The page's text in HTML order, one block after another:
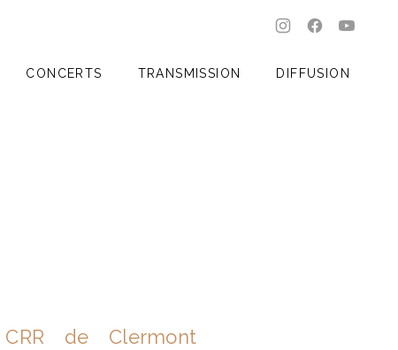
CONCERTS TRANSMISSION DIFFUSION
New Window
NewNew
de Clermont